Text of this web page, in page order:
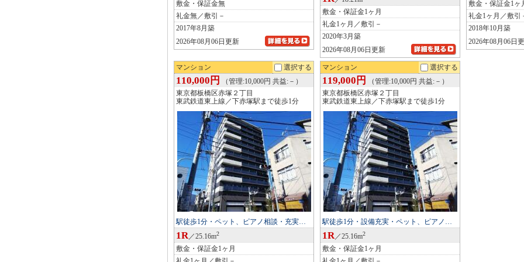
敷金・保証金無
礼金無／敷引－
2017年8月築
2026年08月06日更新
敷金・保証金1ヶ月
礼金1ヶ月／敷引－
2020年3月築
2026年08月06日更新
敷金・保証金1ヶ
礼金1ヶ月／敷引
2018年10月築
2026年08月06日
マンション 選択する
110,000円
（管理:10,000円 共益:－）
東京都板橋区赤塚２丁目
東武鉄道東上線／下赤塚駅まで徒歩1分
駅徒歩1分・ペット、ピアノ相談・充実…
1R／25.16m2
敷金・保証金1ヶ月
マンション 選択する
119,000円
（管理:10,000円 共益:－）
東京都板橋区赤塚２丁目
東武鉄道東上線／下赤塚駅まで徒歩1分
駅徒歩1分・設備充実・ペット、ピアノ…
1R／25.16m2
敷金・保証金1ヶ月